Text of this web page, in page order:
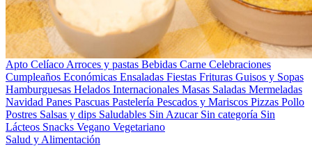
Apto Celíaco Arroces y pastas Bebidas Carne Celebraciones
Cumpleaños Económicas Ensaladas Fiestas Frituras Guisos y Sopas
Hamburguesas Helados Internacionales Masas Saladas Mermeladas
Navidad Panes Pascuas Pastelería Pescados y Mariscos Pizzas Pollo
Postres Salsas y dips Saludables Sin Azucar Sin categoría Sin
Lácteos Snacks Vegano Vegetariano
Salud y Alimentación